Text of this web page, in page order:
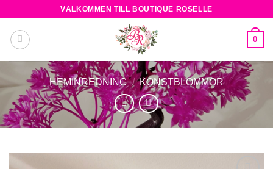
content
VÄLKOMMEN TILL BOUTIQUE ROSELLE
0
HEMINREDNING / KONSTBLOMMOR